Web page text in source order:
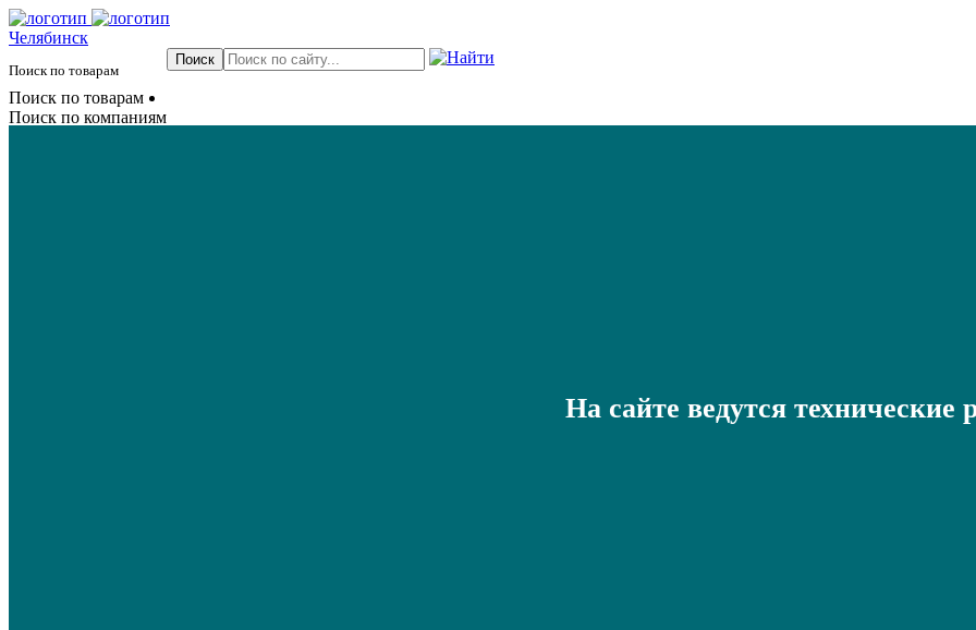
Челябинск
Поиск по товарам
Поиск по товарам
Поиск по компаниям
На сайте ведутся технические